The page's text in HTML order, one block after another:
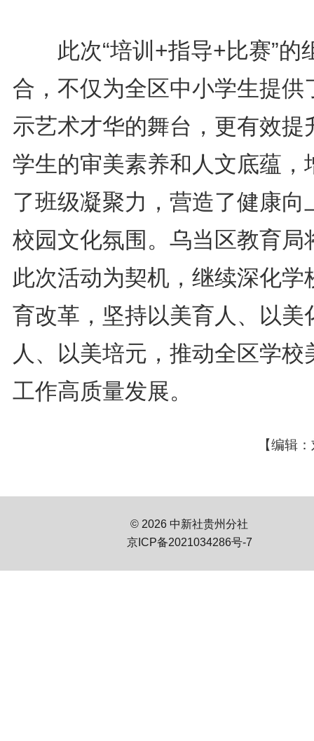
此次“培训+指导+比赛”的
合，不仅为全区中小学生提供
示艺术才华的舞台，更有效提
学生的审美素养和人文底蕴，
了班级凝聚力，营造了健康向
校园文化氛围。乌当区教育局
此次活动为契机，继续深化学
育改革，坚持以美育人、以美
人、以美培元，推动全区学校
工作高质量发展。
【编辑
© 2026 中新社贵州分社
京ICP备2021034286号-7